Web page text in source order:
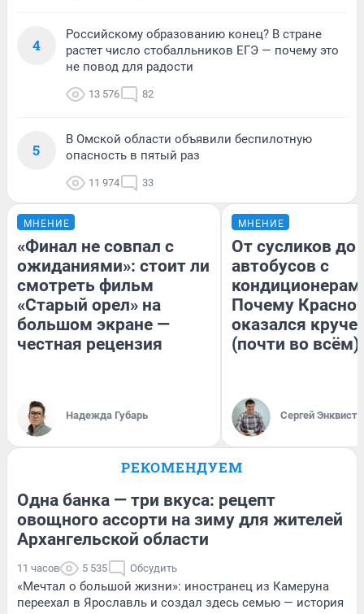
4
Российскому образованию конец? В стране
растет число стобалльников ЕГЭ — почему это
не повод для радости
13 576 82
5
В Омской области объявили беспилотную
опасность в пятый раз
11 974 33
МНЕНИЕ
«Финал не совпал с
ожиданиями»: стоит ли
смотреть фильм
«Старый орел» на
большом экране —
честная рецензия
Надежда Губарь
МНЕНИЕ
От сусликов до
автобусов с
Почему
оказался
(почти во всём)
Сергей Энквист
РЕКОМЕНДУЕМ
Одна банка — три вкуса: рецепт
овощного ассорти на зиму для жителей
Архангельской области
11 часов 5 535 Обсудить
«Мечтал о большой жизни»: иностранец из Камеруна
переехал в Ярославль и создал здесь семью — история